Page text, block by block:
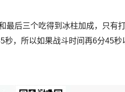
最后三个吃得到冰柱加成，只有
秒，所以如果战斗时间再6分45